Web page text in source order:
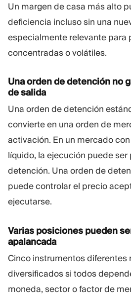
Un margen de casa más alto
deficiencia incluso sin una
especialmente relevante para
concentradas o volátiles.
Una orden de detención no
de salida
Una orden de detención
convierte en una orden de
activación. En un mercado
líquido, la ejecución puede
detención. Una orden de
puede controlar el precio
ejecutarse.
Varias posiciones pueden
apalancada
Cinco instrumentos diferentes
diversificados si todos
moneda, sector o factor de